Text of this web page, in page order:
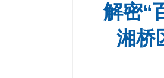
解密“
湘桥